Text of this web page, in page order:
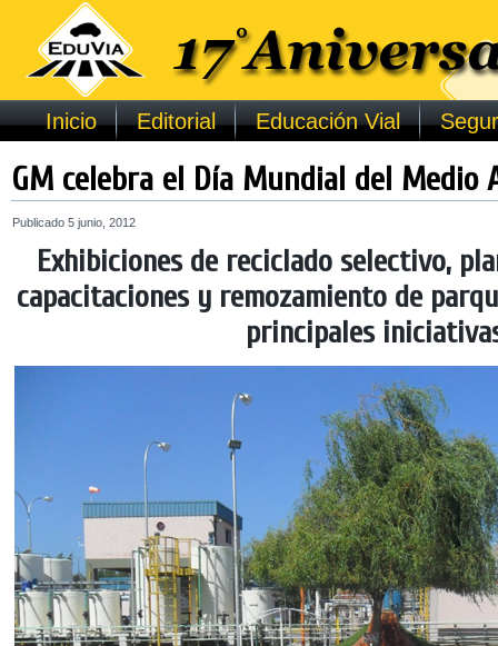
Inicio Editorial Educación Vial
GM celebra el Día Mundial del Medio
Publicado 5 junio, 2012
Exhibiciones de reciclado selectivo,
capacitaciones y remozamiento de
principales